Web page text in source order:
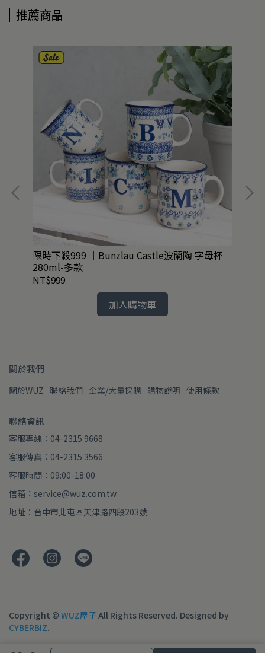
推薦商品
限時下殺999 ｜Bunzlau Castle波蘭陶 字母杯
280ml-多款
NT$999
加入購物車
關於我們
關於WUZ 聯絡我們 企業/大量採購 購物說明 使用條款
聯絡資訊
客服專線：04-2315 9668
客服傳真：04-2315 3566
客服時間：09:00-18:00
信箱：service@wuz.com.tw
地址：台中市北屯區天津路四段203號
Copyright © WUZ屋子All Rights Reserved. Designed by
CYBERBIZ.